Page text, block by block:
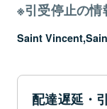
※引受停止の情
Saint
配達遅延・